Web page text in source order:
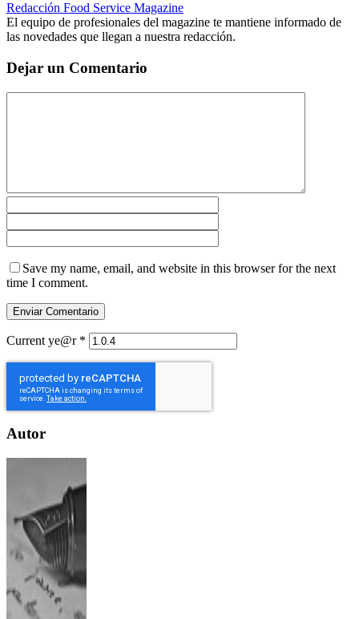
Redacción Food Service Magazine
El equipo de profesionales del magazine te mantiene informado de
las novedades que llegan a nuestra redacción.
Dejar un Comentario
Save my name, email, and website in this browser for the next
time I comment.
Current ye@r *
Autor